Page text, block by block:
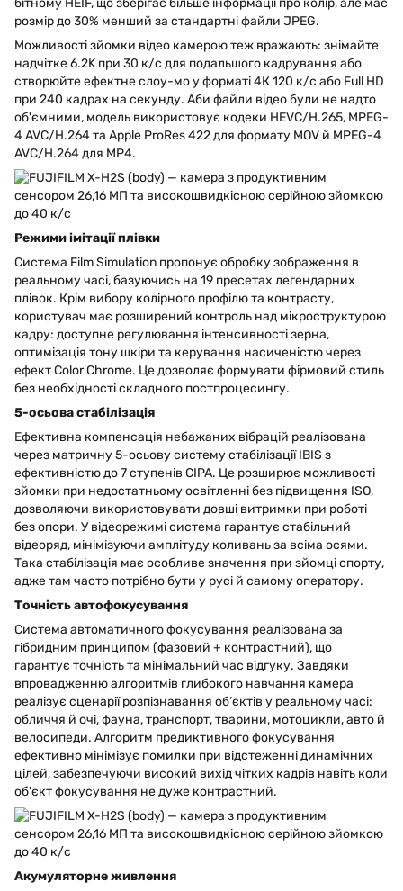
бітному HEIF, що зберігає більше інформації про колір, але має
розмір до 30% менший за стандартні файли JPEG.
Можливості зйомки відео камерою теж вражають: знімайте
надчітке 6.2K при 30 к/с для подальшого кадрування або
створюйте ефектне слоу-мо у форматі 4К 120 к/с або Full HD
при 240 кадрах на секунду. Аби файли відео були не надто
об'ємними, модель використовує кодеки HEVC/H.265, MPEG-
4 AVC/H.264 та Apple ProRes 422 для формату MOV й MPEG-4
AVC/H.264 для MP4.
Режими імітації плівки
Система Film Simulation пропонує обробку зображення в
реальному часі, базуючись на 19 пресетах легендарних
плівок. Крім вибору колірного профілю та контрасту,
користувач має розширений контроль над мікроструктурою
кадру: доступне регулювання інтенсивності зерна,
оптимізація тону шкіри та керування насиченістю через
ефект Color Chrome. Це дозволяє формувати фірмовий стиль
без необхідності складного постпроцесингу.
5-осьова стабілізація
Ефективна компенсація небажаних вібрацій реалізована
через матричну 5-осьову систему стабілізації IBIS з
ефективністю до 7 ступенів CIPA. Це розширює можливості
зйомки при недостатньому освітленні без підвищення ISO,
дозволяючи використовувати довші витримки при роботі
без опори. У відеорежимі система гарантує стабільний
відеоряд, мінімізуючи амплітуду коливань за всіма осями.
Така стабілізація має особливе значення при зйомці спорту,
адже там часто потрібно бути у русі й самому оператору.
Точність автофокусування
Система автоматичного фокусування реалізована за
гібридним принципом (фазовий + контрастний), що
гарантує точність та мінімальний час відгуку. Завдяки
впровадженню алгоритмів глибокого навчання камера
реалізує сценарії розпізнавання об’єктів у реальному часі:
обличчя й очі, фауна, транспорт, тварини, мотоцикли, авто й
велосипеди. Алгоритм предиктивного фокусування
ефективно мінімізує помилки при відстеженні динамічних
цілей, забезпечуючи високий вихід чітких кадрів навіть коли
об'єкт фокусування не дуже контрастний.
Акумуляторне живлення